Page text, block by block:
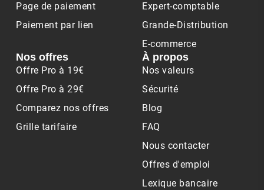
Page de paiement
Paiement par lien
Expert-comptable
Grande-Distribution
E-commerce
Nos offres
Offre Pro à 19€
Offre Pro à 29€
Comparez nos offres
Grille tarifaire
À propos
Nos valeurs
Sécurité
Blog
FAQ
Nous contacter
Offres d'emploi
Lexique bancaire